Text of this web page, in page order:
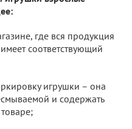
где вся продукция
соответствующий
игрушки – она
и содержать